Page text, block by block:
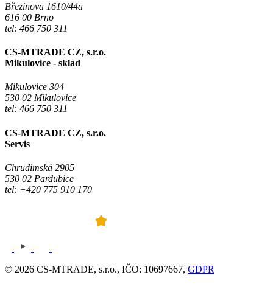
Březinova 1610/44a
616 00 Brno
tel: 466 750 311
CS-MTRADE CZ, s.r.o.
Mikulovice - sklad
Mikulovice 304
530 02 Mikulovice
tel: 466 750 311
CS-MTRADE CZ, s.r.o.
Servis
Chrudimská 2905
530 02 Pardubice
tel: +420 775 910 170
© 2026 CS-MTRADE, s.r.o., IČO: 10697667, GDPR